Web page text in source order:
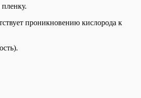
проникновению кислорода к